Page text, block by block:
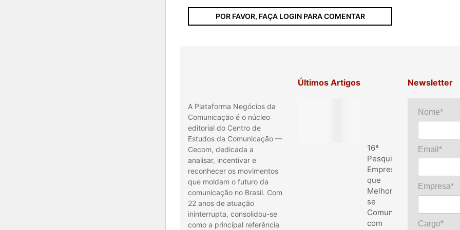
POR FAVOR, FAÇA LOGIN PARA COMENTAR
A Plataforma Negócios da
Comunicação é o núcleo
editorial do Centro de
Estudos da Comunicação —
Cecom, dedicada a
analisar, incentivar e
reconhecer os movimentos
que moldam o futuro da
comunicação no Brasil. Com
22 anos de atuação
ininterrupta, consolidou-se
como a principal referência
Últimos Artigos
16ª
Pesquisa
Empresas
que
Melhor
se
Comunicam
com
Newsletter
Nome*
Email*
Empresa*
Cargo*